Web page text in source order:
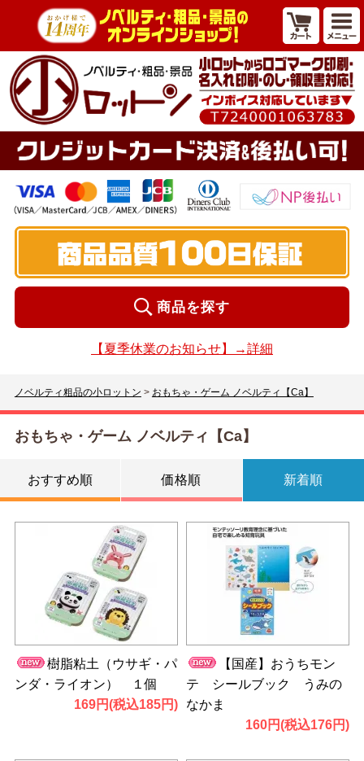
商品を探す
【夏季休業のお知らせ】→詳細
ノベルティ粗品の小ロットン > おもちゃ・ゲーム ノベルティ【Ca】
おもちゃ・ゲーム ノベルティ【Ca】
おすすめ順 価格順 新着順
樹脂粘土（ウサギ・パ
ンダ・ライオン） １個
169円(税込185円)
【国産】おうちモン
テ シールブック うみの
なかま
160円(税込176円)